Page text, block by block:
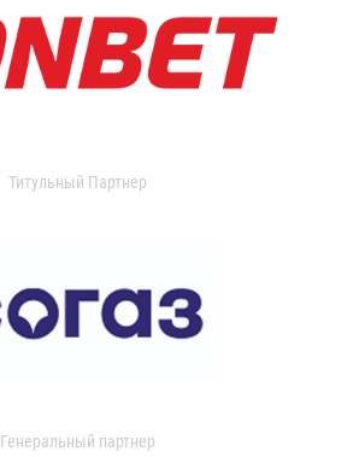
Титульный Партнер
Генеральный партнер